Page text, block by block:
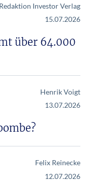
Redaktion Investor Verlag
15.07.2026
über 64.000
Henrik Voigt
13.07.2026
Felix Reinecke
12.07.2026